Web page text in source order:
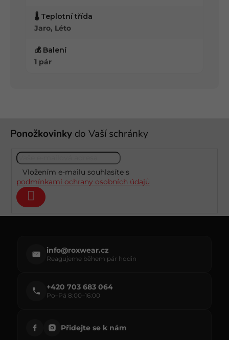
🌡️ Teplotní třída
Jaro, Léto
💰 Balení
1 pár
Ponožkovinky do Vaší schránky
Vložením e-mailu souhlasíte s
podmínkami ochrany osobních údajů
Přihlásit
info@roxwear.cz
Reagujeme během pár hodin
+420 703 683 064
Po–Pá 8:00–16:00
Přidejte se k nám